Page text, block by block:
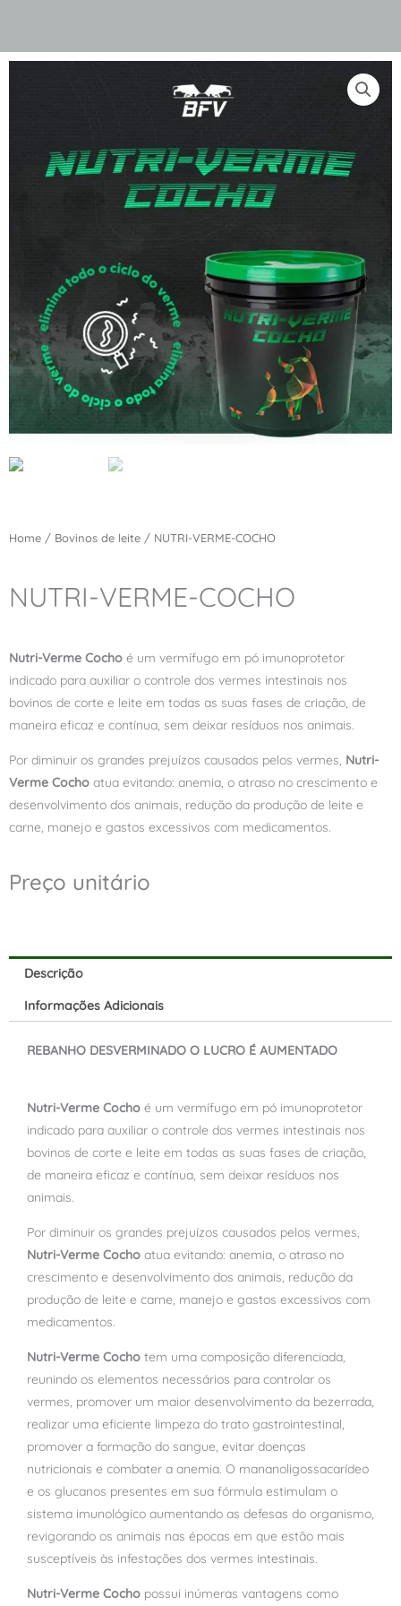
Home / Bovinos de leite / NUTRI-VERME-COCHO
NUTRI-VERME-COCHO
Nutri-Verme Cocho é um vermífugo em pó imunoprotetor
indicado para auxiliar o controle dos vermes intestinais nos
bovinos de corte e leite em todas as suas fases de criação, de
maneira eficaz e contínua, sem deixar resíduos nos animais.
Por diminuir os grandes prejuízos causados pelos vermes, Nutri-
Verme Cocho atua evitando: anemia, o atraso no crescimento e
desenvolvimento dos animais, redução da produção de leite e
carne, manejo e gastos excessivos com medicamentos.
Preço unitário
Descrição
Informações Adicionais
REBANHO DESVERMINADO O LUCRO É AUMENTADO
Nutri-Verme Cocho é um vermífugo em pó imunoprotetor
indicado para auxiliar o controle dos vermes intestinais nos
bovinos de corte e leite em todas as suas fases de criação,
de maneira eficaz e contínua, sem deixar resíduos nos
animais.
Por diminuir os grandes prejuízos causados pelos vermes,
Nutri-Verme Cocho atua evitando: anemia, o atraso no
crescimento e desenvolvimento dos animais, redução da
produção de leite e carne, manejo e gastos excessivos com
medicamentos.
Nutri-Verme Cocho tem uma composição diferenciada,
reunindo os elementos necessários para controlar os
vermes, promover um maior desenvolvimento da bezerrada,
realizar uma eficiente limpeza do trato gastrointestinal,
promover a formação do sangue, evitar doenças
nutricionais e combater a anemia. O mananoligossacarídeo
e os glucanos presentes em sua fórmula estimulam o
sistema imunológico aumentando as defesas do organismo,
revigorando os animais nas épocas em que estão mais
susceptíveis às infestações dos vermes intestinais.
Nutri-Verme Cocho possui inúmeras vantagens como